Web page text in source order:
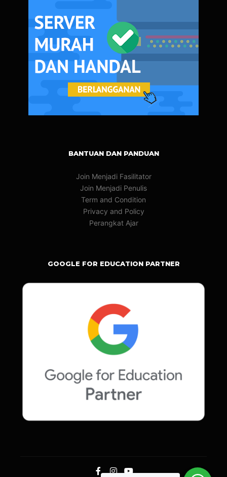
BANTUAN DAN PANDUAN
Join Menjadi Fasilitator
Join Menjadi Penulis
Term and Condition
Privacy and Policy
Perangkat Ajar
GOOGLE FOR EDUCATION PARTNER